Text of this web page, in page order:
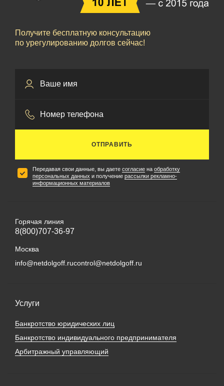
Получите бесплатную консультацию
по урегулированию долгов сейчас!
ОТПРАВИТЬ
Передавая свои данные, вы даете согласие на обработку
персональных данных и получение рассылки рекламно-
информационных материалов
Услуги
Банкротство юридических лиц
Банкротство индивидуального предпринимателя
Арбитражный управляющий
Горячая линия
8(800)707-36-97
Москва
info@netdolgoff.rucontrol@netdolgoff.ru